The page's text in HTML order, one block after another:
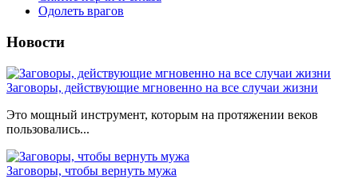
Одолеть врагов
Новости
Заговоры, действующие мгновенно на все случаи жизни
Это мощный инструмент, которым на протяжении веков
пользовались...
Заговоры, чтобы вернуть мужа